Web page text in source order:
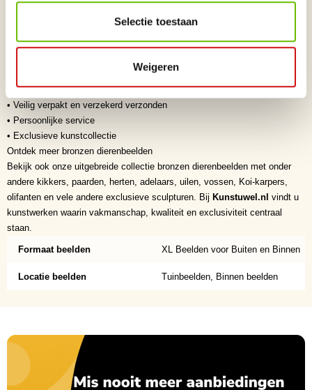
Selectie toestaan
Weigeren
waardevolle investering voor liefhebbers van exclusieve kunst.
Waarom kiezen voor Kunstuwel.nl?
• Ambachtelijk vervaardigd
• Veilig verpakt en verzekerd verzonden
• Persoonlijke service
• Exclusieve kunstcollectie
Ontdek meer bronzen dierenbeelden
Bekijk ook onze uitgebreide collectie bronzen dierenbeelden met onder
andere kikkers, paarden, herten, adelaars, uilen, vossen, Koi-karpers,
olifanten en vele andere exclusieve sculpturen. Bij Kunstuwel.nl vindt u
kunstwerken waarin vakmanschap, kwaliteit en exclusiviteit centraal
staan.
Formaat beelden XL Beelden voor Buiten en Binnen
Locatie beelden Tuinbeelden, Binnen beelden